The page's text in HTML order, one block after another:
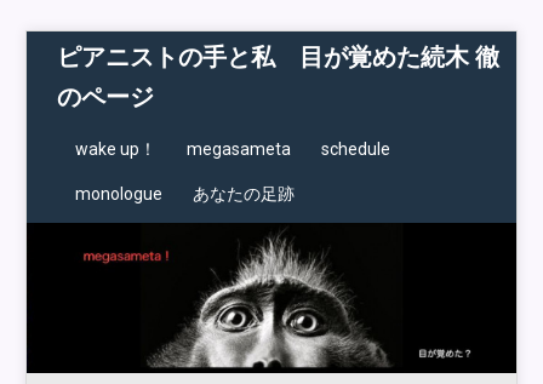
ピアニストの手と私 目が覚めた続木 徹
のページ
wake up！ megasameta schedule
monologue あなたの足跡